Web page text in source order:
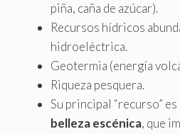
piña, caña de azúcar).
Recursos hídricos
hidroeléctrica.
Geotermia (energía
Riqueza pesquera.
Su principal “recurso” es
belleza escénica, que